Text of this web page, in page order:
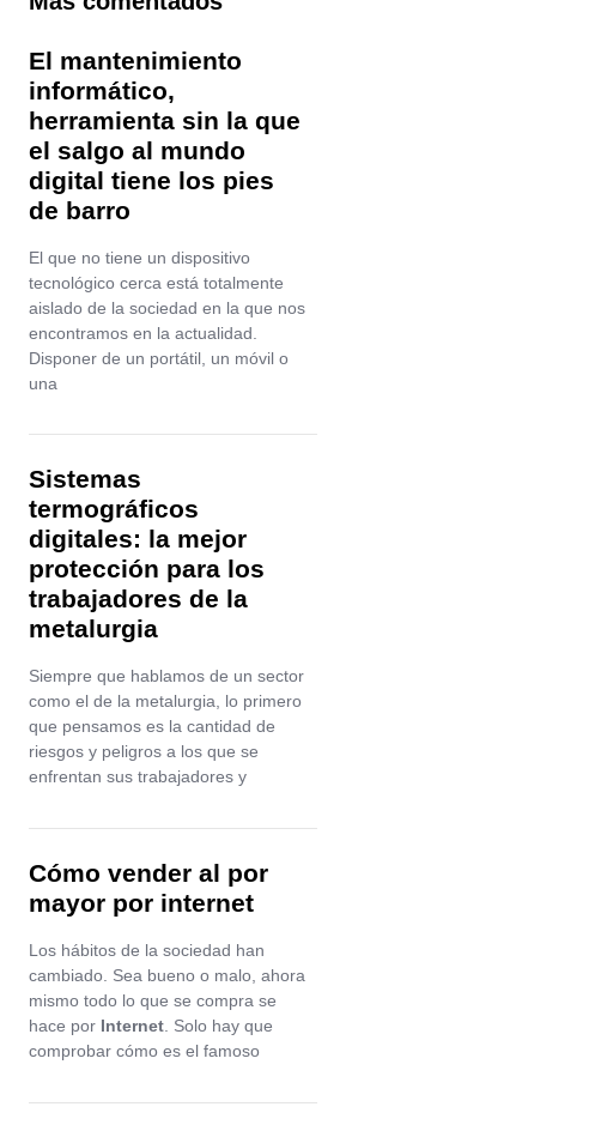
El mantenimiento
informático,
herramienta sin la que
el salgo al mundo
digital tiene los pies
de barro
El que no tiene un dispositivo
tecnológico cerca está totalmente
aislado de la sociedad en la que nos
encontramos en la actualidad.
Disponer de un portátil, un móvil o
una
Sistemas
termográficos
digitales: la mejor
protección para los
trabajadores de la
metalurgia
Siempre que hablamos de un sector
como el de la metalurgia, lo primero
que pensamos es la cantidad de
riesgos y peligros a los que se
enfrentan sus trabajadores y
Cómo vender al por
mayor por internet
Los hábitos de la sociedad han
cambiado. Sea bueno o malo, ahora
mismo todo lo que se compra se
hace por Internet. Solo hay que
comprobar cómo es el famoso